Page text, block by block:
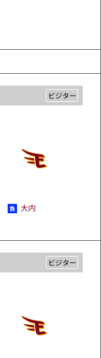
ビジター
大内
ビジター